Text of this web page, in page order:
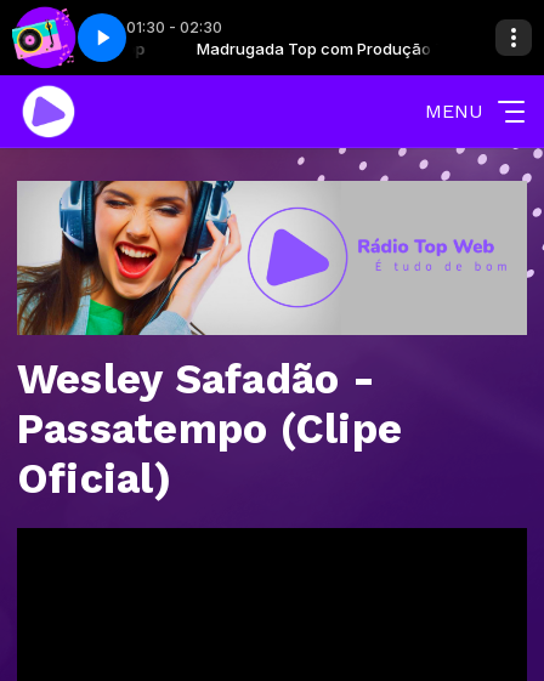
01:30 - 02:30
Produção Top Madrugada Top com Produção Top
6 Back in time - Parte 6
MENU
Wesley Safadão -
Passatempo (Clipe
Oficial)